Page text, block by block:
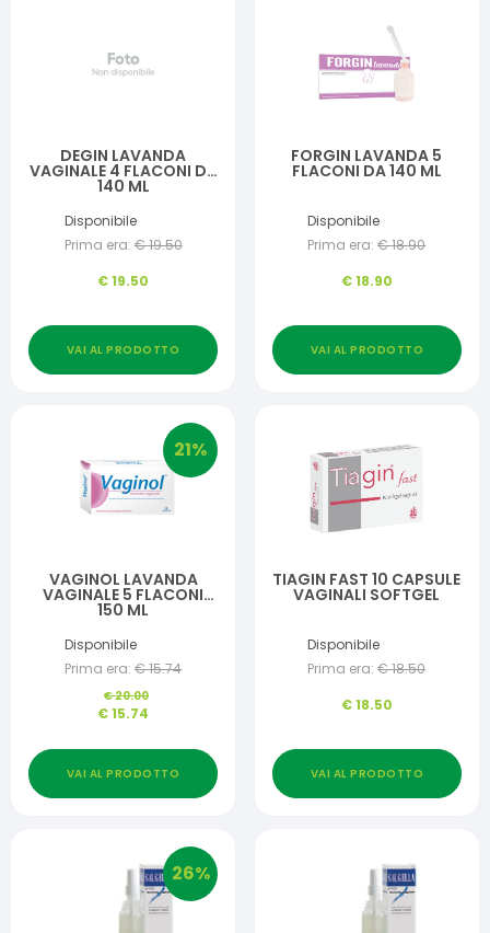
DEGIN LAVANDA
VAGINALE 4 FLACONI DA
140 ML
Disponibile
Prima era: €19.50
€19.50
VAI AL PRODOTTO
FORGIN LAVANDA 5
FLACONI DA 140 ML
Disponibile
Prima era: €18.90
€18.90
VAI AL PRODOTTO
21%
VAGINOL LAVANDA
VAGINALE 5 FLACONI
150 ML
Disponibile
Prima era: €15.74
€20.00
€15.74
VAI AL PRODOTTO
TIAGIN FAST 10 CAPSULE
VAGINALI SOFTGEL
Disponibile
Prima era: €18.50
€18.50
VAI AL PRODOTTO
26%